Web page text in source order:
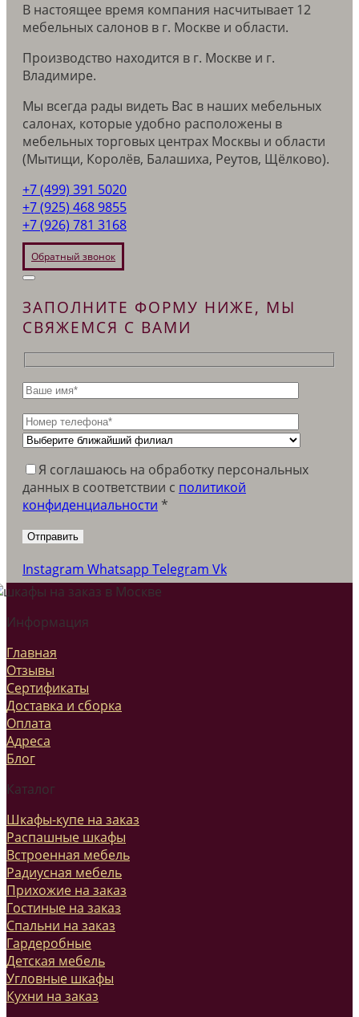
В настоящее время компания насчитывает 12
мебельных салонов в г. Москве и области.
Производство находится в г. Москве и г.
Владимире.
Мы всегда рады видеть Вас в наших мебельных
салонах, которые удобно расположены в
мебельных торговых центрах Москвы и области
(Мытищи, Королёв, Балашиха, Реутов, Щёлково).
+7 (499) 391 5020
+7 (925) 468 9855
+7 (926) 781 3168
Обратный звонок
ЗАПОЛНИТЕ ФОРМУ НИЖЕ, МЫ
СВЯЖЕМСЯ С ВАМИ
Я соглашаюсь на обработку персональных
данных в соответствии c политикой
конфиденциальности *
Instagram Whatsapp Telegram Vk
Информация
Главная
Отзывы
Сертификаты
Доставка и сборка
Оплата
Адреса
Блог
Каталог
Шкафы-купе на заказ
Распашные шкафы
Встроенная мебель
Радиусная мебель
Прихожие на заказ
Гостиные на заказ
Спальни на заказ
Гардеробные
Детская мебель
Угловные шкафы
Кухни на заказ